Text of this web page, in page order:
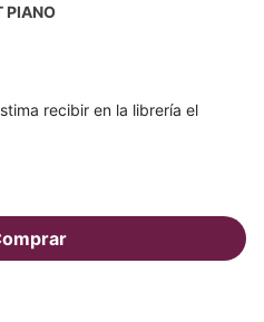
PIANO
recibir en la librería el